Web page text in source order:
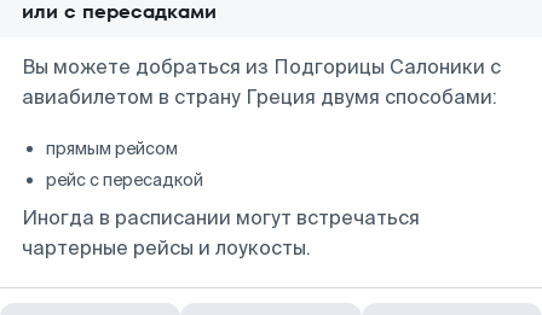
или с пересадками
Вы можете добраться из Подгорицы Салоники с
авиабилетом в страну Греция двумя способами:
прямым рейсом
рейс с пересадкой
Иногда в расписании могут встречаться
чартерные рейсы и лоукосты.